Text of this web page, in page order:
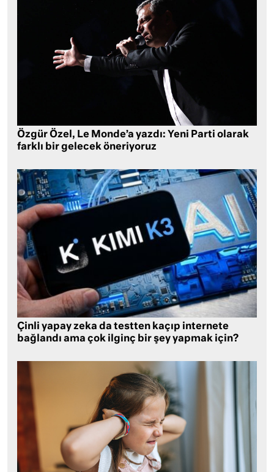
Özgür Özel, Le Monde’a yazdı: Yeni Parti olarak
farklı bir gelecek öneriyoruz
Çinli yapay zeka da testten kaçıp internete
bağlandı ama çok ilginç bir şey yapmak için?